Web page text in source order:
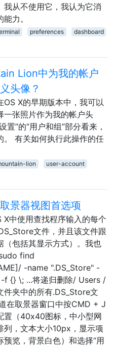
我从不使用它，我认为它消
力。
preferences dashboard
Lion中为我的帐户
头像？
OS X的早期版本中，我可以
一张照片作为我的帐户头
置”的“用户和组”部分看来，
。 有关如何执行此操作的任
lion
user-account
景器视图首选项
X中使用查找程序输入的每个
文件，并且该文件跟
（包括其显示方式）。我也
find
-name ".DS_Store" -
{} \; ...将递归删除/ Users /
件夹中的所有.DS_Store文
在取景器窗口中按CMD + J
置（40x40图标，中小型网
列，文本大小10px，显示项
预览，背景白色）和选择“用